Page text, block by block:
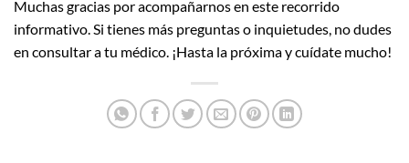
Muchas gracias por acompañarnos en este recorrido
informativo. Si tienes más preguntas o inquietudes, no dudes
en consultar a tu médico. ¡Hasta la próxima y cuídate mucho!